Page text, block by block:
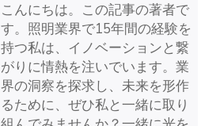
こんにちは。この記事の著者で
す。照明業界で15年間の経験を
持つ私は、イノベーションと繋
がりに情熱を注いでいます。業
界の洞察を探求し、未来を形作
るために、ぜひ私と一緒に取り